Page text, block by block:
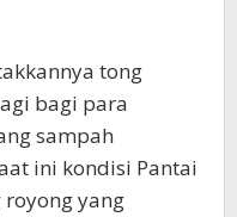
tong
bagi para
sampah
ini kondisi Pantai
yang